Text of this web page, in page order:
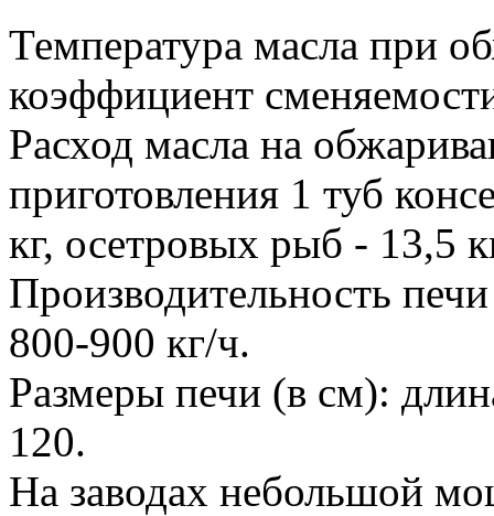
Температура масла при
коэффициент
Расход масла на
приготовления 1 туб
кг, осетровых рыб - 13,5
Производительность
800-900 кг/ч.
Размеры печи (в см):
120.
На заводах небольшой